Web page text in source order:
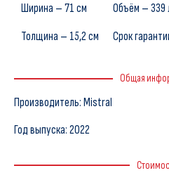
Ширина – 71 см
Толщина – 15,2 см
Объём – 339
Срок
Общая
Производитель: Mistral
Год выпуска: 2022